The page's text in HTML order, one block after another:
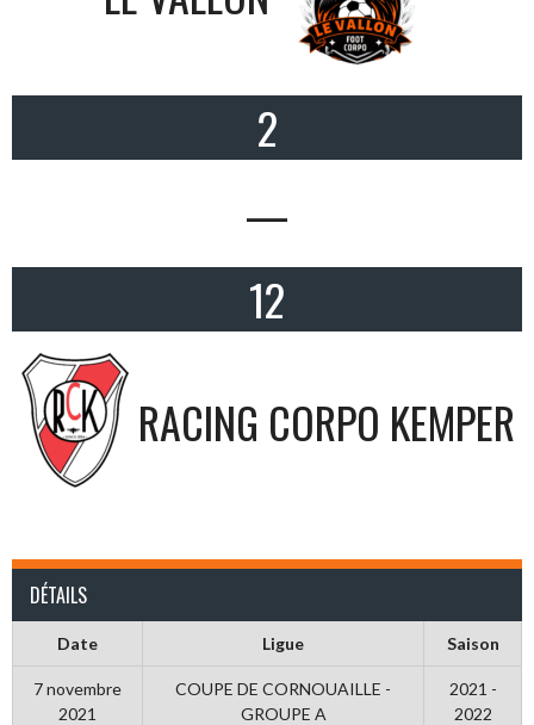
2
—
12
RACING CORPO KEMPER
DÉTAILS
Date Ligue Saison
7 novembre
2021
COUPE DE CORNOUAILLE -
GROUPE A
2021 -
2022